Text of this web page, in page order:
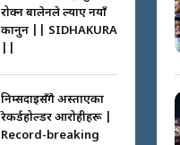
रोक्न बालेनले ल्याए नयाँ
कानुन || SIDHAKURA
निम्सदाइसँगै अस्ताएका
रेकर्डहोल्डर आरोहीहरू |
Record-breaking